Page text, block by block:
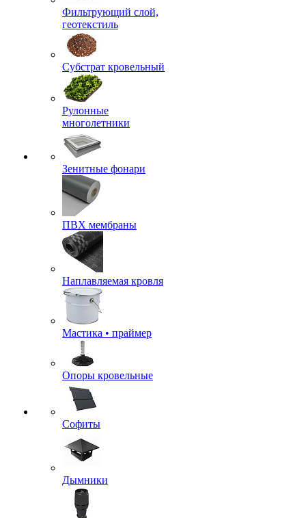
Фильтрующий слой,
геотекстиль
Субстрат кровельный
Рулонные
многолетники
Зенитные фонари
ПВХ мембраны
Наплавляемая кровля
Мастика • праймер
Опоры кровельные
Софиты
Дымники